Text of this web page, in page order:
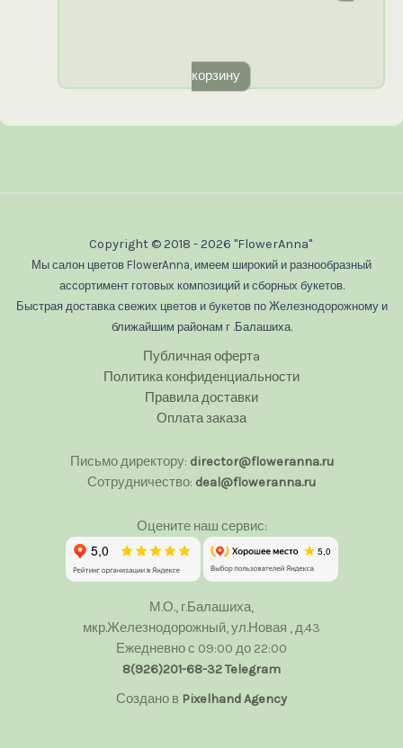
корзину
Copyright © 2018 - 2026 "FlowerAnna"
Мы салон цветов FlowerAnna, имеем широкий и разнообразный
ассортимент готовых композиций и сборных букетов.
Быстрая доставка свежих цветов и букетов по Железнодорожному и
ближайшим районам г .Балашиха.
Публичная офертa
Политика конфиденциальности
Правила доставки
Оплата заказа
Письмо директору: director@floweranna.ru
Сотрудничество: deal@floweranna.ru
Оцените наш сервис:
М.О., г.Балашиха,
мкр.Железнодорожный, ул.Новая , д.43
Ежедневно с 09:00 до 22:00
8(926)201-68-32Telegram
Создано в Pixelhand Agency